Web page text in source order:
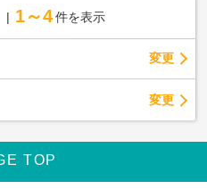
1～4 件を表示
変更
変更
TOP